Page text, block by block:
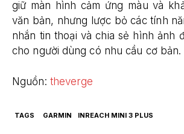
giữ màn hình cảm ứng màu và
văn bản, nhưng lược bỏ các tính
nhắn tin thoại và chia sẻ hình ảnh
cho người dùng có nhu cầu cơ bản.
Nguồn: theverge
TAGS GARMIN INREACH MINI 3 PLUS